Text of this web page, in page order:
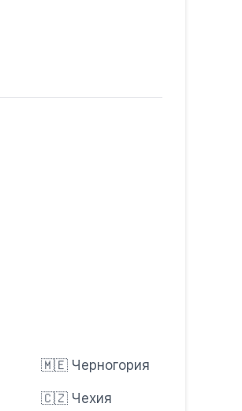
🇲🇪 Черногория
🇨🇿 Чехия